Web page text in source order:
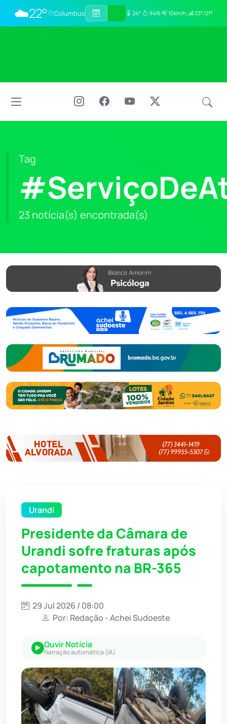
☁️22° Columbus 24° 94% 10km/h 33°/21°
Tag
23 notícia(s) encontrada(s)
Urandi
Presidente da Câmara de
Urandi sofre fraturas após
capotamento na BR-365
29 Jul 2026 / 08:00
Por: Redação - Achei Sudoeste
Ouvir Notícia
Narração automática (IA)